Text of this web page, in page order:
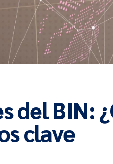
del BIN:
clave